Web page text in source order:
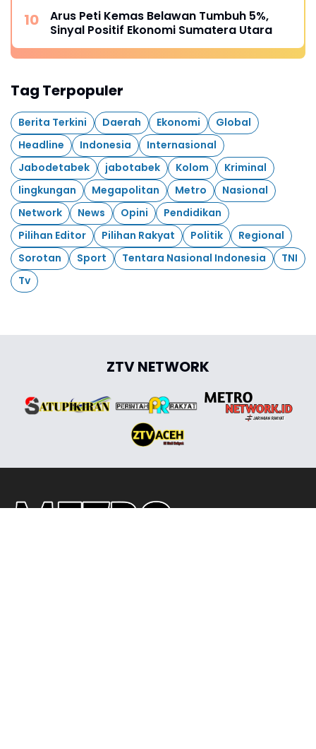
Arus Peti Kemas Belawan Tumbuh 5%,
Sinyal Positif Ekonomi Sumatera Utara
Tag Terpopuler
Berita Terkini Daerah Ekonomi
Global
Headline
Indonesia
Internasional
Jabodetabek
jabotabek Kolom
Kriminal
lingkungan
Megapolitan Metro
Nasional
Network
News Opini
Pendidikan
Pilihan Editor
Pilihan Rakyat Politik
Regional
Sorotan
Sport Tentara Nasional Indonesia
TNI
Tv
ZTV NETWORK